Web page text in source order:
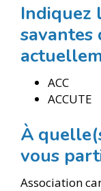
Indiquez
savantes
ACC
ACCUTE
À
vous
Association